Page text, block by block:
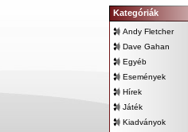
Kategóriák
Andy Fletcher
Dave Gahan
Egyéb
Események
Hírek
Játék
Kiadványok